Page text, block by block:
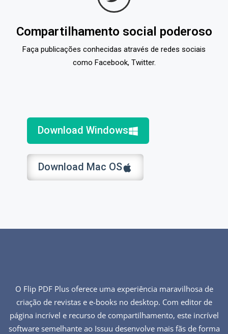
Compartilhamento social poderoso
Faça publicações conhecidas através de redes sociais
como Facebook, Twitter.
Download Windows
Download Mac OS
O Flip PDF Plus oferece uma experiência maravilhosa de
criação de revistas e e-books no desktop. Com editor de
página incrível e recurso de compartilhamento, este incrível
software semelhante ao Issuu desenvolve mais fãs de forma